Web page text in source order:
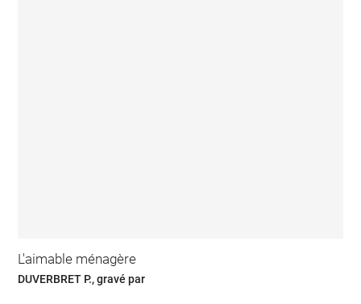
L'aimable ménagère
DUVERBRET P., gravé par